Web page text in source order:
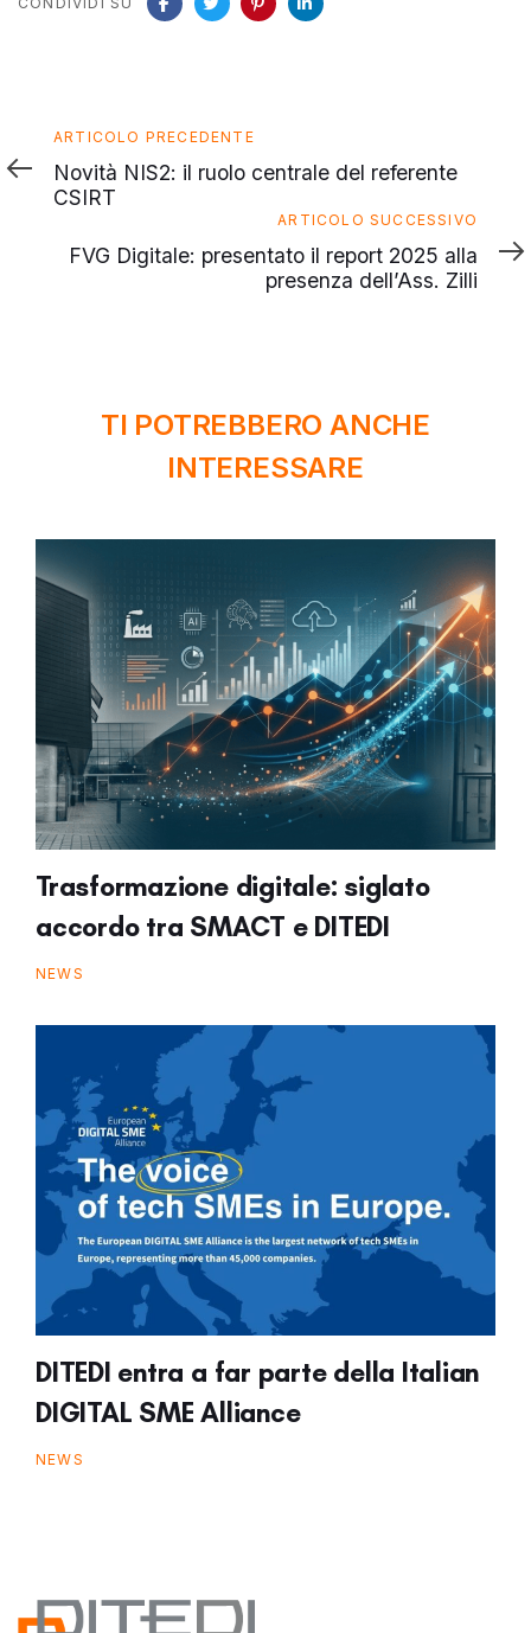
Articolo
precedente
ARTICOLO PRECEDENTE
Novità NIS2: il ruolo centrale del referente
CSIRT
successivo
ARTICOLO SUCCESSIVO
FVG Digitale: presentato il report 2025 alla
presenza dell’Ass. Zilli
TI POTREBBERO ANCHE
INTERESSARE
Trasformazione digitale: siglato
accordo tra SMACT e DITEDI
NEWS
DITEDI entra a far parte della Italian
DIGITAL SME Alliance
NEWS